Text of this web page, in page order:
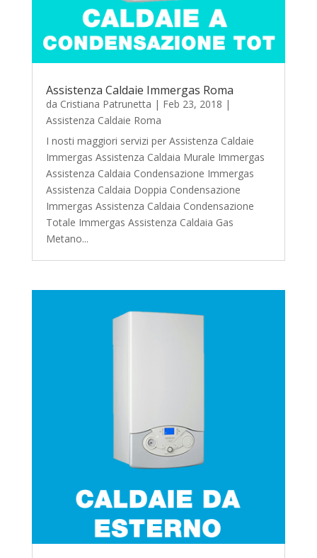
Assistenza Caldaie Immergas Roma
da Cristiana Patrunetta | Feb 23, 2018 |
Assistenza Caldaie Roma
I nosti maggiori servizi per Assistenza Caldaie
Immergas Assistenza Caldaia Murale Immergas
Assistenza Caldaia Condensazione Immergas
Assistenza Caldaia Doppia Condensazione
Immergas Assistenza Caldaia Condensazione
Totale Immergas Assistenza Caldaia Gas
Metano...